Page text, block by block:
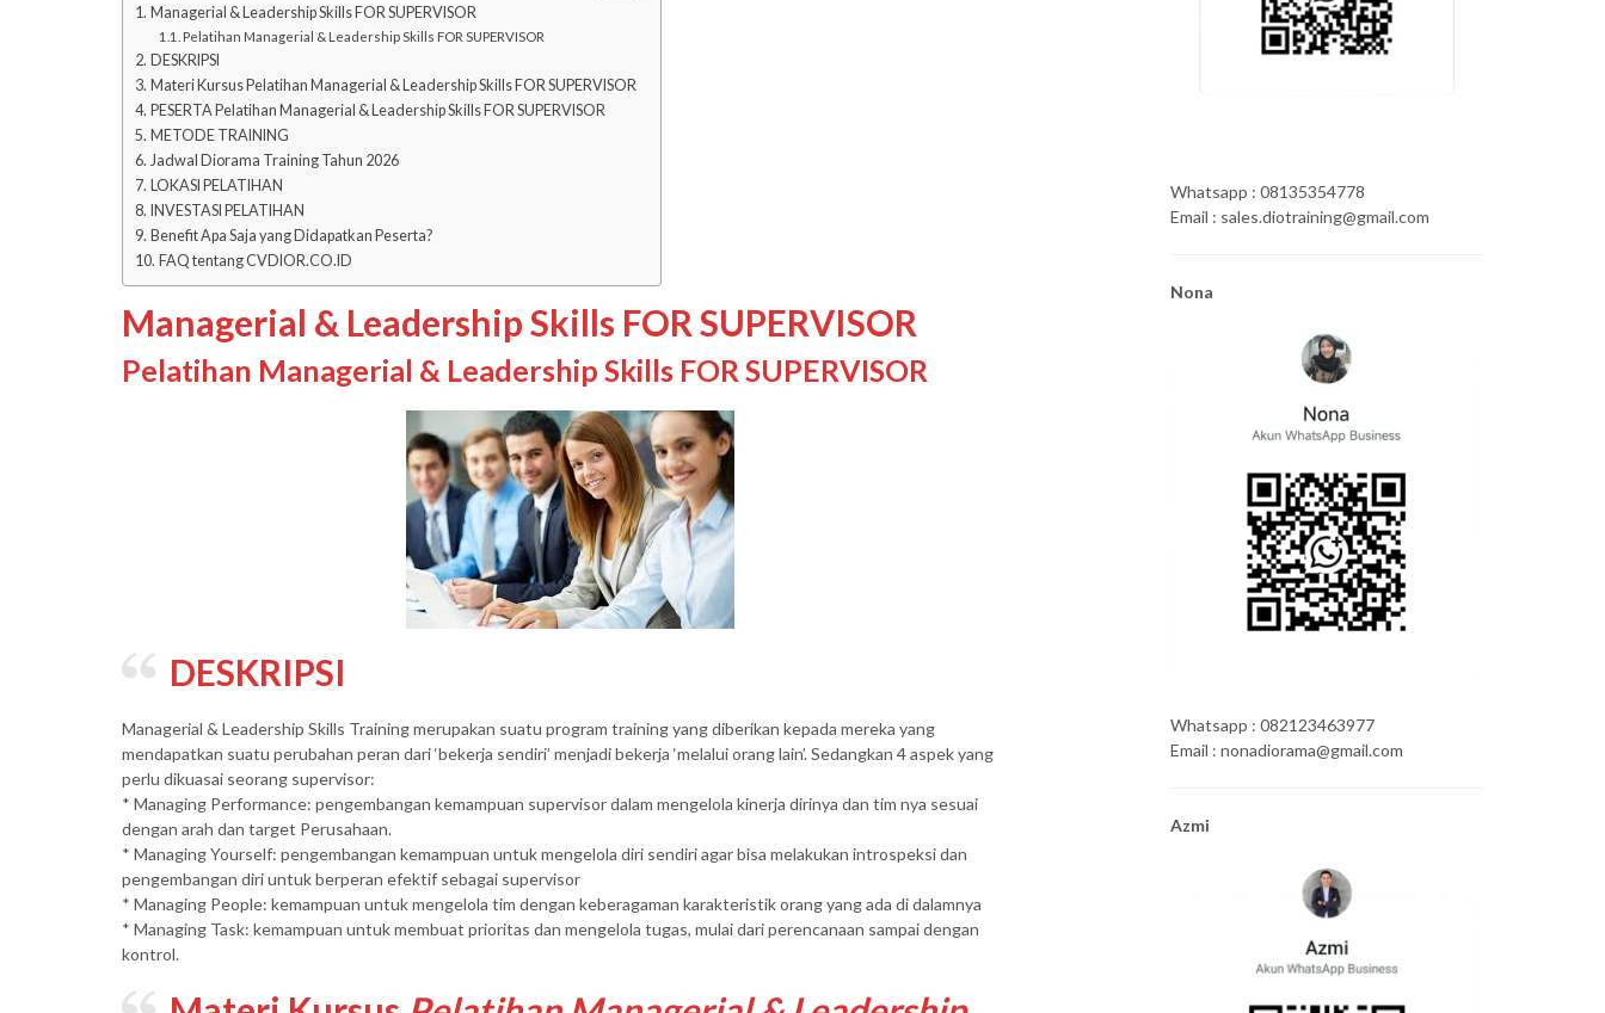
Managerial & Leadership Skills FOR SUPERVISOR
Pelatihan Managerial & Leadership Skills FOR SUPERVISOR
DESKRIPSI
Materi Kursus Pelatihan Managerial & Leadership Skills FOR SUPERVISOR
PESERTA Pelatihan Managerial & Leadership Skills FOR SUPERVISOR
METODE TRAINING
Jadwal Diorama Training Tahun 2026
LOKASI PELATIHAN
INVESTASI PELATIHAN
Benefit Apa Saja yang Didapatkan Peserta?
FAQ tentang CVDIOR.CO.ID
Managerial & Leadership Skills FOR SUPERVISOR
Pelatihan Managerial & Leadership Skills FOR SUPERVISOR
DESKRIPSI
Managerial & Leadership Skills Training merupakan suatu program training yang diberikan kepada mereka yang
mendapatkan suatu perubahan peran dari ‘bekerja sendiri’ menjadi bekerja ‘melalui orang lain’. Sedangkan 4 aspek yang
perlu dikuasai seorang supervisor:
* Managing Performance: pengembangan kemampuan supervisor dalam mengelola kinerja dirinya dan tim nya sesuai
dengan arah dan target Perusahaan.
* Managing Yourself: pengembangan kemampuan untuk mengelola diri sendiri agar bisa melakukan introspeksi dan
pengembangan diri untuk berperan efektif sebagai supervisor
* Managing People: kemampuan untuk mengelola tim dengan keberagaman karakteristik orang yang ada di dalamnya
* Managing Task: kemampuan untuk membuat prioritas dan mengelola tugas, mulai dari perencanaan sampai dengan
kontrol.
Whatsapp : 08135354778
Email : sales.diotraining@gmail.com
Nona
Whatsapp : 082123463977
Email : nonadiorama@gmail.com
Azmi